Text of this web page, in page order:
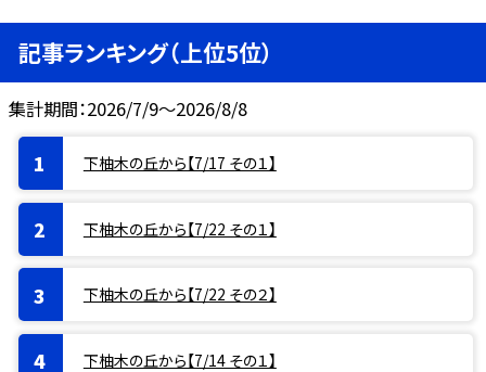
記事ランキング（上位5位）
集計期間：2026/7/9～2026/8/8
下柚木の丘から【7/17 その１】
下柚木の丘から【7/22 その１】
下柚木の丘から【7/22 その２】
下柚木の丘から【7/14 その１】